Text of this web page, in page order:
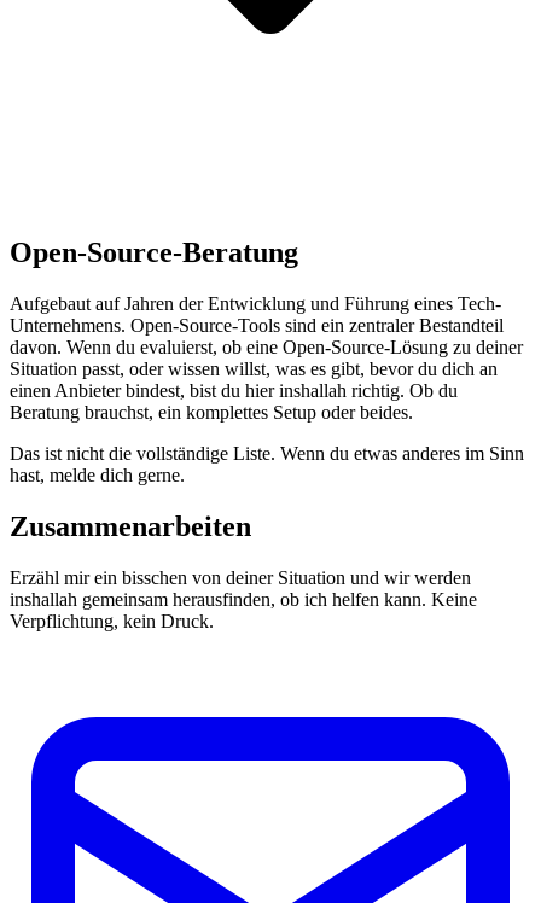
Open-Source-Beratung
Aufgebaut auf Jahren der Entwicklung und Führung eines Tech-
Unternehmens. Open-Source-Tools sind ein zentraler Bestandteil
davon. Wenn du evaluierst, ob eine Open-Source-Lösung zu deiner
Situation passt, oder wissen willst, was es gibt, bevor du dich an
einen Anbieter bindest, bist du hier inshallah richtig. Ob du
Beratung brauchst, ein komplettes Setup oder beides.
Das ist nicht die vollständige Liste. Wenn du etwas anderes im Sinn
hast, melde dich gerne.
Zusammenarbeiten
Erzähl mir ein bisschen von deiner Situation und wir werden
inshallah gemeinsam herausfinden, ob ich helfen kann. Keine
Verpflichtung, kein Druck.